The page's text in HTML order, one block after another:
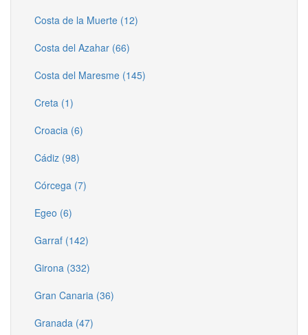
Costa de la Muerte (12)
Costa del Azahar (66)
Costa del Maresme (145)
Creta (1)
Croacia (6)
Cádiz (98)
Córcega (7)
Egeo (6)
Garraf (142)
Girona (332)
Gran Canaria (36)
Granada (47)